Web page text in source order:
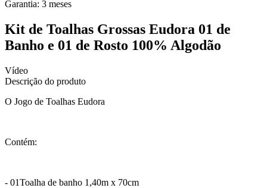
Garantia: 3 meses
Kit de Toalhas Grossas Eudora 01 de
Banho e 01 de Rosto 100% Algodão
Vídeo
Descrição do produto
O Jogo de Toalhas Eudora
Contém:
- 01Toalha de banho 1,40m x 70cm